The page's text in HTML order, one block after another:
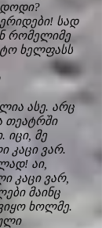
სად
რომელიმე
ხელფასს
ასე. არც
თეატრში
იცი, მე
კაცი ვარ.
აი,
კაცი ვარ,
მაინც
ხოლმე.